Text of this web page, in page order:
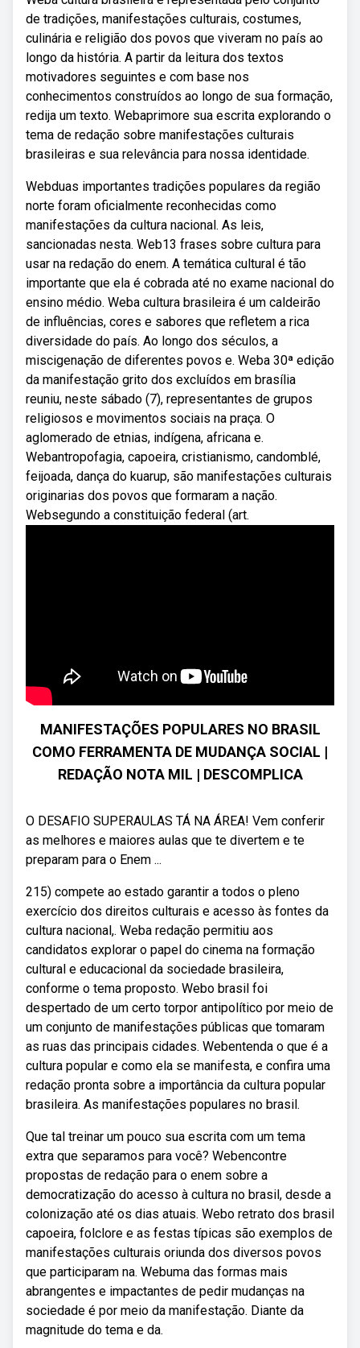
de tradições, manifestações culturais, costumes,
culinária e religião dos povos que viveram no país ao
longo da história. A partir da leitura dos textos
motivadores seguintes e com base nos
conhecimentos construídos ao longo de sua formação,
redija um texto. Webaprimore sua escrita explorando o
tema de redação sobre manifestações culturais
brasileiras e sua relevância para nossa identidade.
Webduas importantes tradições populares da região
norte foram oficialmente reconhecidas como
manifestações da cultura nacional. As leis,
sancionadas nesta. Web13 frases sobre cultura para
usar na redação do enem. A temática cultural é tão
importante que ela é cobrada até no exame nacional do
ensino médio. Weba cultura brasileira é um caldeirão
de influências, cores e sabores que refletem a rica
diversidade do país. Ao longo dos séculos, a
miscigenação de diferentes povos e. Weba 30ª edição
da manifestação grito dos excluídos em brasília
reuniu, neste sábado (7), representantes de grupos
religiosos e movimentos sociais na praça. O
aglomerado de etnias, indígena, africana e.
Webantropofagia, capoeira, cristianismo, candomblé,
feijoada, dança do kuarup, são manifestações culturais
originarias dos povos que formaram a nação.
Websegundo a constituição federal (art.
MANIFESTAÇÕES POPULARES NO BRASIL
COMO FERRAMENTA DE MUDANÇA SOCIAL |
REDAÇÃO NOTA MIL | DESCOMPLICA
O DESAFIO SUPERAULAS TÁ NA ÁREA! Vem conferir
as melhores e maiores aulas que te divertem e te
preparam para o Enem ...
215) compete ao estado garantir a todos o pleno
exercício dos direitos culturais e acesso às fontes da
cultura nacional,. Weba redação permitiu aos
candidatos explorar o papel do cinema na formação
cultural e educacional da sociedade brasileira,
conforme o tema proposto. Webo brasil foi
despertado de um certo torpor antipolítico por meio de
um conjunto de manifestações públicas que tomaram
as ruas das principais cidades. Webentenda o que é a
cultura popular e como ela se manifesta, e confira uma
redação pronta sobre a importância da cultura popular
brasileira. As manifestações populares no brasil.
Que tal treinar um pouco sua escrita com um tema
extra que separamos para você? Webencontre
propostas de redação para o enem sobre a
democratização do acesso à cultura no brasil, desde a
colonização até os dias atuais. Webo retrato dos brasil
capoeira, folclore e as festas típicas são exemplos de
manifestações culturais oriunda dos diversos povos
que participaram na. Webuma das formas mais
abrangentes e impactantes de pedir mudanças na
sociedade é por meio da manifestação. Diante da
magnitude do tema e da.